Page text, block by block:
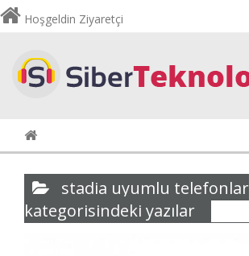
Hoşgeldin Ziyaretçi
stadia uyumlu telefonlar
kategorisindeki yazılar